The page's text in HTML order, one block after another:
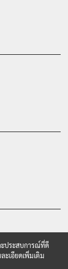
ะประสบการณ์ที่ดี
ะเอียดเพิ่มเติม